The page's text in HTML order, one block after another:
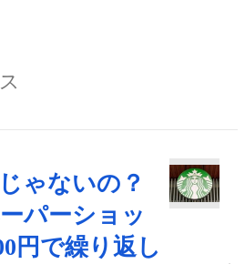
ゃないの？
パーショッ
円で繰り返し